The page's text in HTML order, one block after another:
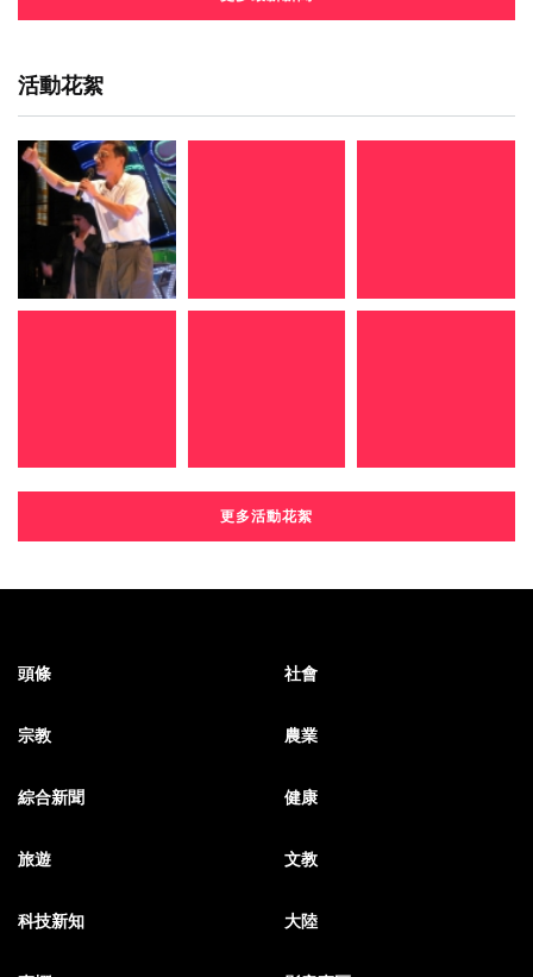
活動花絮
更多活動花絮
頭條 社會
宗教 農業
綜合新聞 健康
旅遊 文教
科技新知 大陸